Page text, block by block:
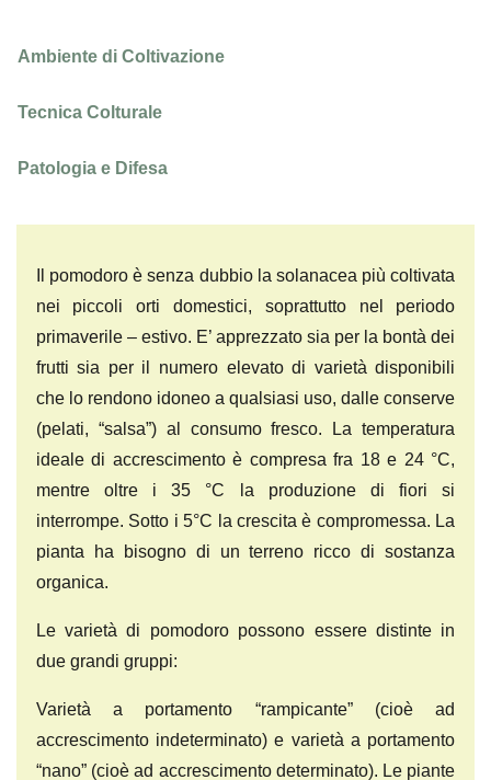
Ambiente di Coltivazione
Tecnica Colturale
Patologia e Difesa
Il pomodoro è senza dubbio la solanacea più coltivata
nei piccoli orti domestici, soprattutto nel periodo
primaverile – estivo. E’ apprezzato sia per la bontà dei
frutti sia per il numero elevato di varietà disponibili
che lo rendono idoneo a qualsiasi uso, dalle conserve
(pelati, “salsa”) al consumo fresco. La temperatura
ideale di accrescimento è compresa fra 18 e 24 °C,
mentre oltre i 35 °C la produzione di fiori si
interrompe. Sotto i 5°C la crescita è compromessa. La
pianta ha bisogno di un terreno ricco di sostanza
organica.
Le varietà di pomodoro possono essere distinte in
due grandi gruppi:
Varietà a portamento “rampicante” (cioè ad
accrescimento indeterminato) e varietà a portamento
“nano” (cioè ad accrescimento determinato). Le piante